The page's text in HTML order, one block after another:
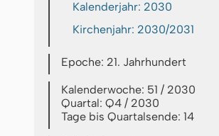
Kalenderjahr: 2030
Kirchenjahr: 2030/2031
Epoche: 21. Jahrhundert
Kalenderwoche: 51 / 2030
Quartal: Q4 / 2030
Tage bis Quartalsende: 14